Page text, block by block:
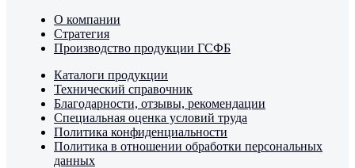
О компании
Стратегия
Производство продукции ГСФБ
Каталоги продукции
Технический справочник
Благодарности, отзывы, рекомендации
Специальная оценка условий труда
Политика конфиденциальности
Политика в отношении обработки персональных
данных